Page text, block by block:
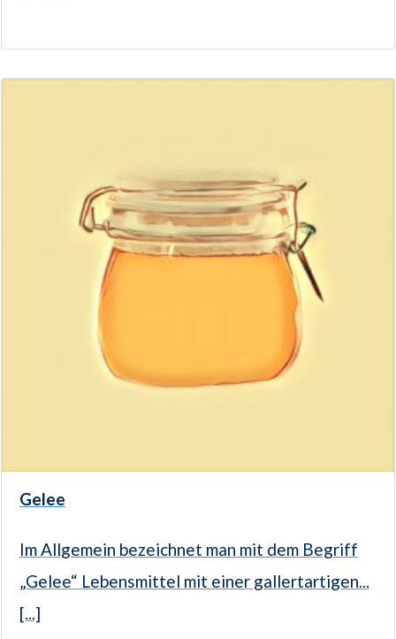
Gelee
Im Allgemein bezeichnet man mit dem Begriff
„Gelee“ Lebensmittel mit einer gallertartigen...
[...]